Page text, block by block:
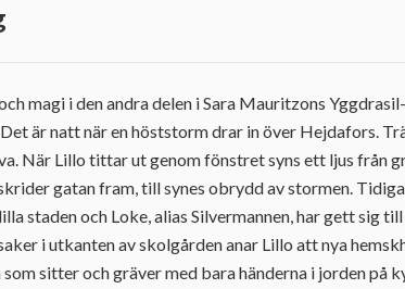
magi i den andra delen i Sara Mauritzons
är natt när en höststorm drar in över Hejdafors.
När Lillo tittar ut genom fönstret syns ett ljus från
gatan fram, till synes obrydd av stormen.
staden och Loke, alias Silvermannen, har gett sig till
i utkanten av skolgården anar Lillo att nya
sitter och gräver med bara händerna i jorden på